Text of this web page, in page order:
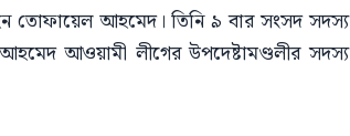
হন তোফায়েল আহমেদ। তিনি ৯ বার সংসদ সদস্য
আওয়ামী লীগের উপদেষ্টামণ্ডলীর সদস্য